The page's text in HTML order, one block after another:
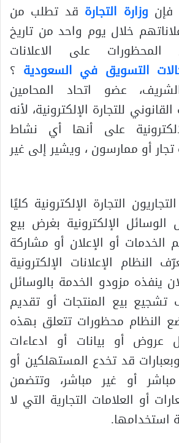
وزارة التجارة قد تطلب من
خلال يوم واحد من تاريخ
المحظورات على الاعلانات
التسويق في السعودية ؟
عضو اتحاد المحامين
للتجارة الإلكترونية، لأنه
على أنها أي نشاط
أو ممارسون ، ويشير إلى غير
التجارة الإلكترونية كليًا
الوسائل الإلكترونية بغرض بيع
الخدمات أو الإعلان أو مشاركة
النظام الإعلانات الإلكترونية
ينفذه مزودو الخدمة بالوسائل
تشجيع بيع المنتجات أو تقديم
النظام محظورات تتعلق بهذه
عروض أو بيانات أو ادعاءات
قد تخدع المستهلكين أو
أو غير مباشر، وتتضمن
أو العلامات التجارية التي لا
استخدامها.